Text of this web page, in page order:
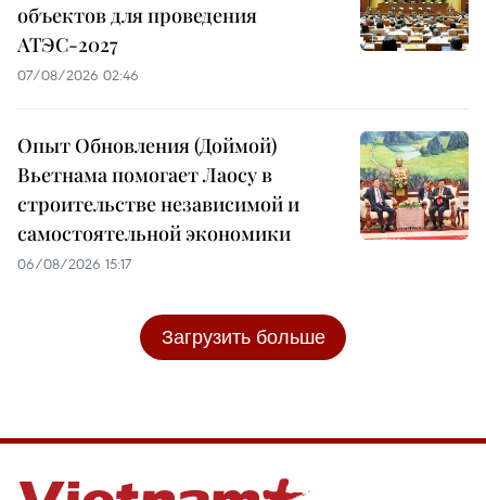
объектов для проведения
АТЭС-2027
07/08/2026 02:46
Опыт Обновления (Доймой)
Вьетнама помогает Лаосу в
строительстве независимой и
самостоятельной экономики
06/08/2026 15:17
Загрузить больше